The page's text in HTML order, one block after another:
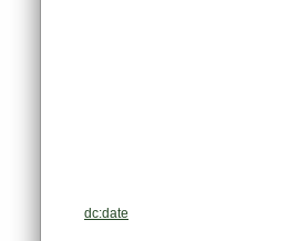
dc:date